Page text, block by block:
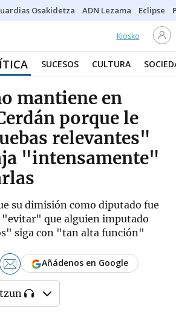
Osakidetza ADN Lezama Eclipse
Kiosko
SUCESOS CULTURA
mantiene en
porque le
relevantes"
"intensamente"
su dimisión como diputado fue
que alguien imputado
siga con "tan alta función"
Añádenos en Google